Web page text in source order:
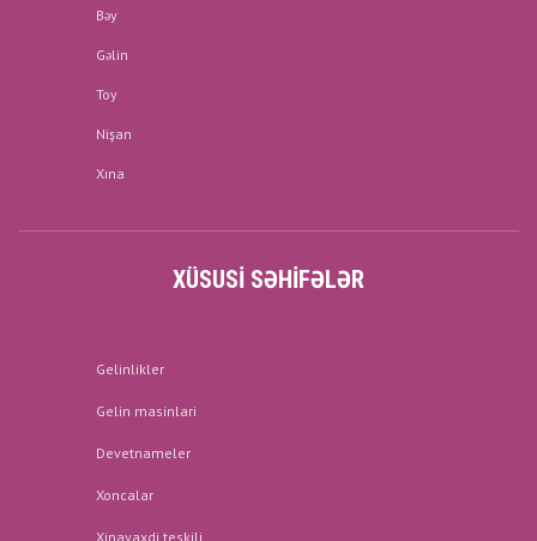
Bəy
Gəlin
Toy
Nişan
Xına
XÜSUSI SƏHIFƏLƏR
Gelinlikler
Gelin masinlari
Devetnameler
Xoncalar
Xinayaxdi teskili